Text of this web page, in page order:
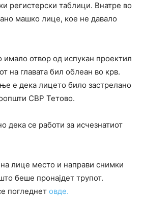
регистерски таблици. Внатре во
машко лице, кое не давало
имало отвор од испукан проектил
на главата бил облеан во крв.
е дека лицето било застрелано
СВР Тетово.
дека се работи за исчезнатиот
лице место и направи снимки
беше пронајдет трупот.
погледнет овде.